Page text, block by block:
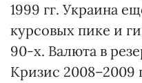
1999 гг. Украина
курсовых пике и
90-х. Валюта в
Кризис 2008–2009